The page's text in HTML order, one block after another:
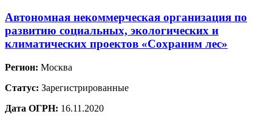
Автономная некоммерческая организация по
развитию социальных, экологических и
климатических проектов «Сохраним лес»
Регион: Москва
Статус: Зарегистрированные
Дата ОГРН: 16.11.2020